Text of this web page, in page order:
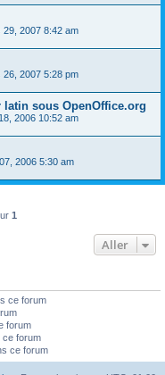
29, 2007 8:42 am
26, 2007 5:28 pm
sous OpenOffice.org
2006 10:52 am
2006 5:30 am
1
Aller
ce forum
forum
ce forum
ce forum